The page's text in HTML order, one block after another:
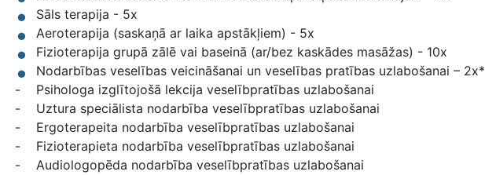
Sāls terapija - 5x
Aeroterapija (saskaņā ar laika apstākļiem) - 5x
Fizioterapija grupā zālē vai baseinā (ar/bez kaskādes masāžas) - 10x
Nodarbības veselības veicināšanai un veselības pratības uzlabošanai – 2x*
- Psihologa izglītojošā lekcija veselībpratības uzlabošanai
- Uztura speciālista nodarbība veselībpratības uzlabošanai
- Ergoterapeita nodarbība veselībpratības uzlabošanai
- Fizioterapieta nodarbība veselībpratības uzlabošanai
- Audiologopēda nodarbība veselībpratības uzlabošanai